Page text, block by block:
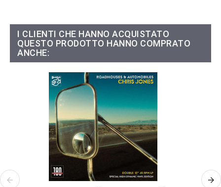
I CLIENTI CHE HANNO ACQUISTATO
QUESTO PRODOTTO HANNO COMPRATO
ANCHE: